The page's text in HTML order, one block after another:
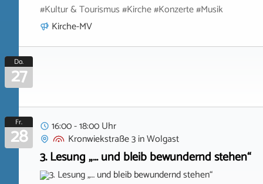
#Kultur & Tourismus #Kirche #Konzerte #Musik
Kirche-MV
Do.
27
Fr.
28
16:00 - 18:00 Uhr
Kronwiekstraße 3inWolgast
3. Lesung „… und bleib bewundernd stehen“